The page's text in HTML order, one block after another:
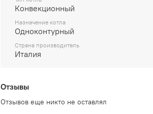
Конвекционный
Назначение котла
Одноконтурный
Страна производитель
Италия
Отзывы
Отзывов еще никто не оставлял